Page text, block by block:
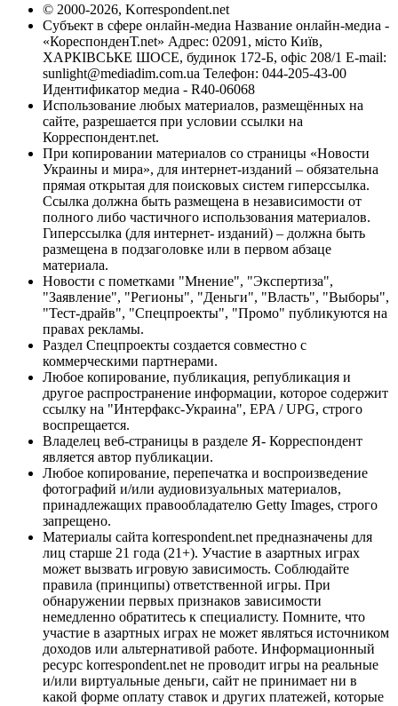
© 2000-2026, Korrespondent.net
Субъект в сфере онлайн-медиа Название онлайн-медиа -
«КореспонденТ.net» Адрес: 02091, місто Київ,
ХАРКІВСЬКЕ ШОСЕ, будинок 172-Б, офіс 208/1 E-mail:
sunlight@mediadim.com.ua Телефон: 044-205-43-00
Идентификатор медиа - R40-06068
Использование любых материалов, размещённых на
сайте, разрешается при условии ссылки на
Корреспондент.net.
При копировании материалов со страницы «Новости
Украины и мира», для интернет-изданий – обязательна
прямая открытая для поисковых систем гиперссылка.
Ссылка должна быть размещена в независимости от
полного либо частичного использования материалов.
Гиперссылка (для интернет- изданий) – должна быть
размещена в подзаголовке или в первом абзаце
материала.
Новости с пометками "Мнение", "Экспертиза",
"Заявление", "Регионы", "Деньги", "Власть", "Выборы",
"Тест-драйв", "Спецпроекты", "Промо" публикуются на
правах рекламы.
Раздел Спецпроекты создается совместно с
коммерческими партнерами.
Любое копирование, публикация, републикация и
другое распространение информации, которое содержит
ссылку на "Интерфакс-Украина", EPA / UPG, строго
воспрещается.
Владелец веб-страницы в разделе Я- Корреспондент
является автор публикации.
Любое копирование, перепечатка и воспроизведение
фотографий и/или аудиовизуальных материалов,
принадлежащих правообладателю Getty Images, строго
запрещено.
Материалы сайта korrespondent.net предназначены для
лиц старше 21 года (21+). Участие в азартных играх
может вызвать игровую зависимость. Соблюдайте
правила (принципы) ответственной игры. При
обнаружении первых признаков зависимости
немедленно обратитесь к специалисту. Помните, что
участие в азартных играх не может являться источником
доходов или альтернативой работе. Информационный
ресурс korrespondent.net не проводит игры на реальные
и/или виртуальные деньги, сайт не принимает ни в
какой форме оплату ставок и других платежей, которые